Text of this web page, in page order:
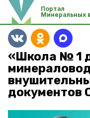
Портал
Минеральных
«Школа № 1